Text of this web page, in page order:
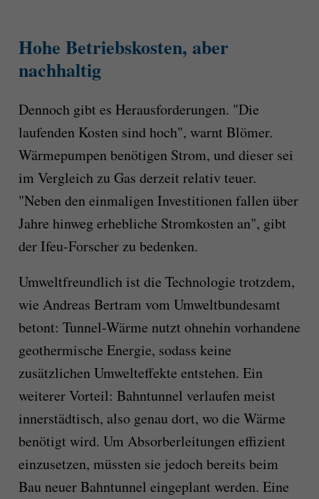
Hohe Betriebskosten, aber
nachhaltig
Dennoch gibt es Herausforderungen. "Die
laufenden Kosten sind hoch", warnt Blömer.
Wärmepumpen benötigen Strom, und dieser sei
im Vergleich zu Gas derzeit relativ teuer.
"Neben den einmaligen Investitionen fallen über
Jahre hinweg erhebliche Stromkosten an", gibt
der Ifeu-Forscher zu bedenken.
Umweltfreundlich ist die Technologie trotzdem,
wie Andreas Bertram vom Umweltbundesamt
betont: Tunnel-Wärme nutzt ohnehin vorhandene
geothermische Energie, sodass keine
zusätzlichen Umwelteffekte entstehen. Ein
weiterer Vorteil: Bahntunnel verlaufen meist
innerstädtisch, also genau dort, wo die Wärme
benötigt wird. Um Absorberleitungen effizient
einzusetzen, müssten sie jedoch bereits beim
Bau neuer Bahntunnel eingeplant werden. Eine